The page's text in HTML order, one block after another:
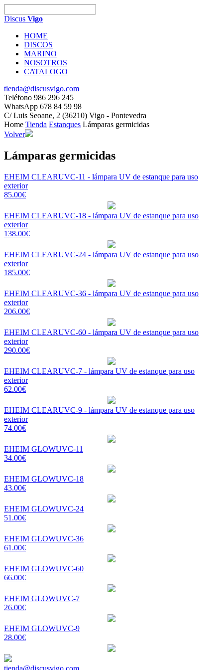
Discus Vigo
HOME
DISCOS
MARINO
NOSOTROS
CATALOGO
tienda@discusvigo.com
Teléfono 986 296 245
WhatsApp 678 84 59 98
C/ Luis Seoane, 2 (36210) Vigo - Pontevedra
Home Tienda Estanques Lámparas germicidas
Volver
Lámparas germicidas
EHEIM CLEARUVC-11 - lámpara UV de estanque para uso
exterior
85.00€
EHEIM CLEARUVC-18 - lámpara UV de estanque para uso
exterior
138.00€
EHEIM CLEARUVC-24 - lámpara UV de estanque para uso
exterior
185.00€
EHEIM CLEARUVC-36 - lámpara UV de estanque para uso
exterior
206.00€
EHEIM CLEARUVC-60 - lámpara UV de estanque para uso
exterior
290.00€
EHEIM CLEARUVC-7 - lámpara UV de estanque para uso
exterior
62.00€
EHEIM CLEARUVC-9 - lámpara UV de estanque para uso
exterior
74.00€
EHEIM GLOWUVC-11
34.00€
EHEIM GLOWUVC-18
43.00€
EHEIM GLOWUVC-24
51.00€
EHEIM GLOWUVC-36
61.00€
EHEIM GLOWUVC-60
66.00€
EHEIM GLOWUVC-7
26.00€
EHEIM GLOWUVC-9
28.00€
tienda@discusvigo.com